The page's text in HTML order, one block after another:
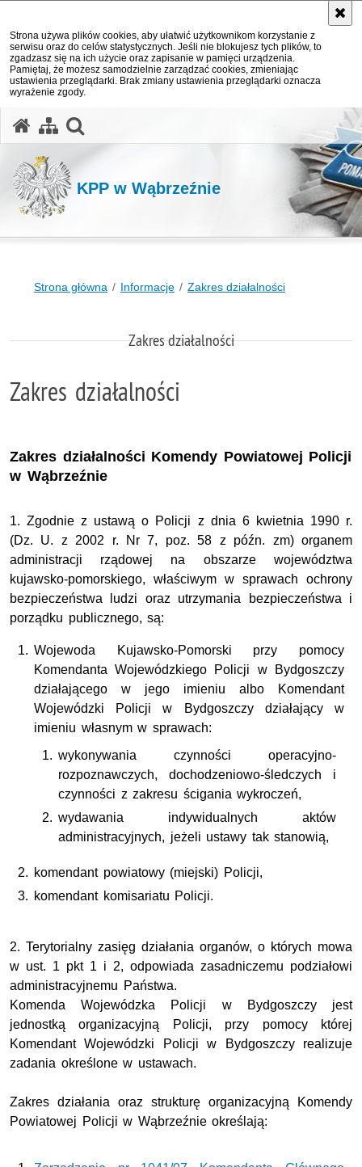
Strona używa plików cookies, aby ułatwić użytkownikom korzystanie z
serwisu oraz do celów statystycznych. Jeśli nie blokujesz tych plików, to
zgadzasz się na ich użycie oraz zapisanie w pamięci urządzenia.
Pamiętaj, że możesz samodzielnie zarządzać cookies, zmieniając
ustawienia przeglądarki. Brak zmiany ustawienia przeglądarki oznacza
wyrażenie zgody.
KPP w Wąbrzeźnie
Strona główna Informacje Zakres działalności
Zakres działalności
Zakres działalności
Zakres działalności Komendy Powiatowej Policji
w Wąbrzeźnie
1. Zgodnie z ustawą o Policji z dnia 6 kwietnia 1990 r.
(Dz. U. z 2002 r. Nr 7, poz. 58 z późn. zm) organem
administracji rządowej na obszarze województwa
kujawsko-pomorskiego, właściwym w sprawach ochrony
bezpieczeństwa ludzi oraz utrzymania bezpieczeństwa i
porządku publicznego, są:
Wojewoda Kujawsko-Pomorski przy pomocy
Komendanta Wojewódzkiego Policji w Bydgoszczy
działającego w jego imieniu albo Komendant
Wojewódzki Policji w Bydgoszczy działający w
imieniu własnym w sprawach:
wykonywania czynności operacyjno-
rozpoznawczych, dochodzeniowo-śledczych i
czynności z zakresu ścigania wykroczeń,
wydawania indywidualnych aktów
administracyjnych, jeżeli ustawy tak stanowią,
komendant powiatowy (miejski) Policji,
komendant komisariatu Policji.
2. Terytorialny zasięg działania organów, o których mowa
w ust. 1 pkt 1 i 2, odpowiada zasadniczemu podziałowi
administracyjnemu Państwa.
Komenda Wojewódzka Policji w Bydgoszczy jest
jednostką organizacyjną Policji, przy pomocy której
Komendant Wojewódzki Policji w Bydgoszczy realizuje
zadania określone w ustawach.
Zakres działania oraz strukturę organizacyjną Komendy
Powiatowej Policji w Wąbrzeźnie określają: